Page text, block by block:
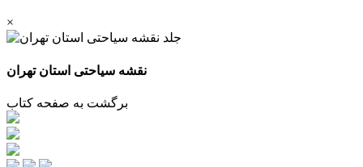
×
نقشه سیاحتی استان تهران
برگشت به صفحه کتاب